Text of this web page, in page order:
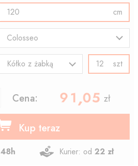
cm
Colosseo
Kółko z żabką szt
Cena: , zł
Kup teraz
48h Kurier: od 22 zł